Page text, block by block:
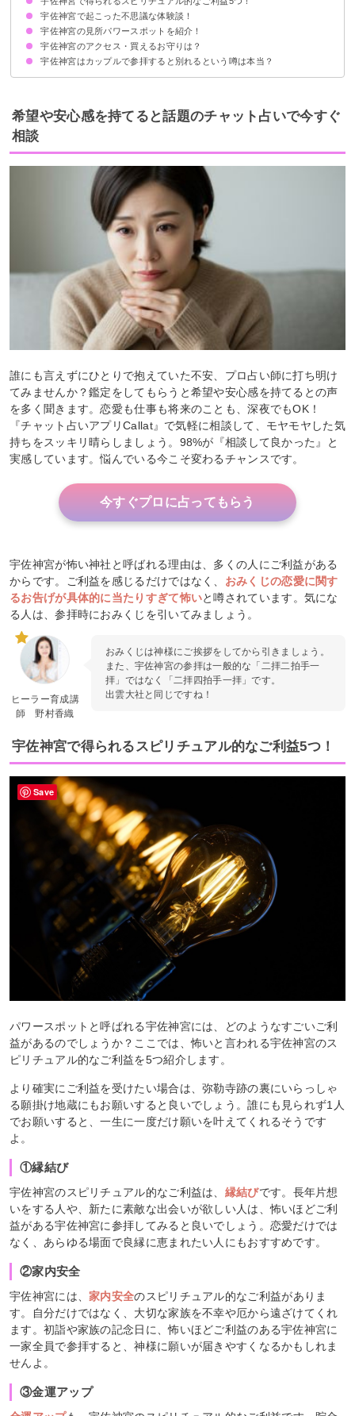
①縁結び
②家内安全
③金運アップ
④安産祈願
⑤勝負運上昇
宇佐神宮で起こった不思議な体験談！
①参拝後に身体が軽くなった
②写真に不思議な光が写り込む
③宝くじに高額当選した
宇佐神宮の見所パワースポットを紹介！
大鳥居・宇佐鳥居
夫婦岩
本殿
呉橋
大楠
宇佐神宮のアクセス・買えるお守りは？
アクセス
買えるお守り
御朱印
宇佐神宮はカップルで参拝すると別れるという噂は本当？
縁結びのご利益があるのでむしろ仲が深まる
噂が気になる場合の対処法
希望や安心感を持てると話題のチャット占いで今すぐ
相談
誰にも言えずにひとりで抱えていた不安、プロ占い師に打ち明け
てみませんか？鑑定をしてもらうと希望や安心感を持てるとの声
を多く聞きます。恋愛も仕事も将来のことも、深夜でもOK！
『チャット占いアプリCallat』で気軽に相談して、モヤモヤした気
持ちをスッキリ晴らしましょう。98%が『相談して良かった』と
実感しています。悩んでいる今こそ変わるチャンスです。
今すぐプロに占ってもらう
宇佐神宮が怖い神社と呼ばれる理由は、多くの人にご利益がある
からです。ご利益を感じるだけではなく、 おみくじの恋愛に関す
るお告げが具体的に当たりすぎて怖いと噂されています。気にな
る人は、参拝時におみくじを引いてみましょう。
ヒーラー育成講
師 野村香織
おみくじは神様にご挨拶をしてから引きましょう。
また、宇佐神宮の参拝は一般的な「二拝二拍手一
拝」ではなく「二拝四拍手一拝」です。
出雲大社と同じですね！
宇佐神宮で得られるスピリチュアル的なご利益5つ！
パワースポットと呼ばれる宇佐神宮には、どのようなすごいご利
益があるのでしょうか？ここでは、怖いと言われる宇佐神宮のス
ピリチュアル的なご利益を5つ紹介します。
より確実にご利益を受けたい場合は、弥勒寺跡の裏にいらっしゃ
る願掛け地蔵にもお願いすると良いでしょう。誰にも見られず1人
でお願いすると、一生に一度だけ願いを叶えてくれるそうです
よ。
①縁結び
宇佐神宮のスピリチュアル的なご利益は、 縁結びです。長年片想
いをする人や、新たに素敵な出会いが欲しい人は、怖いほどご利
益がある宇佐神宮に参拝してみると良いでしょう。恋愛だけでは
なく、あらゆる場面で良縁に恵まれたい人にもおすすめです。
②家内安全
宇佐神宮には、家内安全のスピリチュアル的なご利益がありま
す。自分だけではなく、大切な家族を不幸や厄から遠ざけてくれ
ます。初詣や家族の記念日に、怖いほどご利益のある宇佐神宮に
一家全員で参拝すると、神様に願いが届きやすくなるかもしれま
せんよ。
③金運アップ
Save